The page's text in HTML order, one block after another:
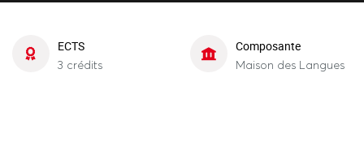
ECTS
3 crédits
Composante
Maison des Langues